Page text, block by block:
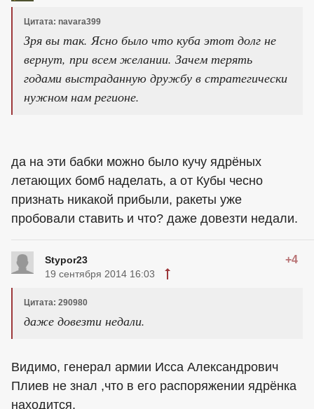
Цитата: navara399
Зря вы так. Ясно было что куба этот долг не
вернут, при всем желании. Зачем терять
годами выстраданную дружбу в стратегически
нужном нам регионе.
да на эти бабки можно было кучу ядрёных
летающих бомб наделать, а от Кубы чесно
признать никакой прибыли, ракеты уже
пробовали ставить и что? даже довезти недали.
Stypor23 +4
19 сентября 2014 16:03
Цитата: 290980
даже довезти недали.
Видимо, генерал армии Исса Александрович
Плиев не знал ,что в его распоряжении ядрёнка
находится.